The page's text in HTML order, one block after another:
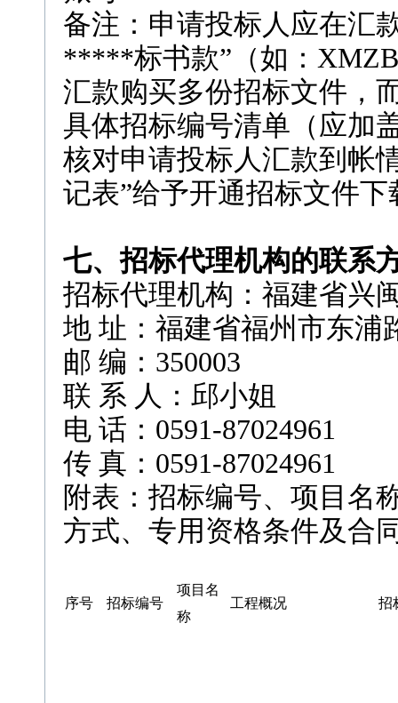
备注：申请投标人应在汇
*****标书款”（如：
汇款购买多份招标文件，
具体招标编号清单（应加
核对申请投标人汇款到帐
记表”给予开通招标文件下
七、招标代理机构的联系
招标代理机构：福建省兴
地 址：福建省福州市东浦
邮 编：350003
联 系 人：邱小姐
电 话：0591-87024961
传 真：0591-87024961
附表：招标编号、项目名
方式、专用资格条件及合
序号 招标编号
项目名
称
工程概况 招